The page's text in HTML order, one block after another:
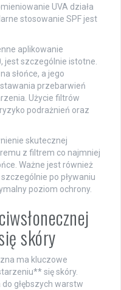
UVA działa
stosowanie SPF jest
aplikowanie
jest szczególnie istotne.
słońce, a jego
przebarwień
Użycie filtrów
podrażnień oraz
skutecznej
z filtrem co najmniej
Ważne jest również
po pływaniu
poziom ochrony.
skóry
ma kluczowe
się skóry.
głębszych warstw